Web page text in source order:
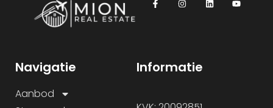
Navigatie
Aanbod
Informatie